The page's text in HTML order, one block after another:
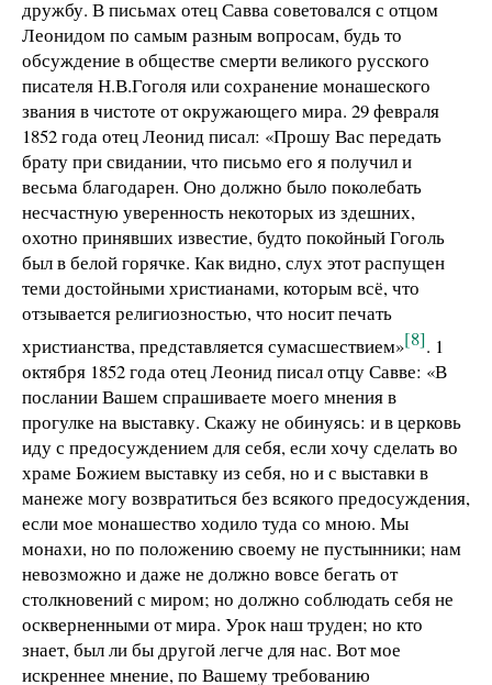
дружбу. В письмах отец Савва советовался с отцом
Леонидом по самым разным вопросам, будь то
обсуждение в обществе смерти великого русского
писателя Н.В.Гоголя или сохранение монашеского
звания в чистоте от окружающего мира. 29 февраля
1852 года отец Леонид писал: «Прошу Вас передать
брату при свидании, что письмо его я получил и
весьма благодарен. Оно должно было поколебать
несчастную уверенность некоторых из здешних,
охотно принявших известие, будто покойный Гоголь
был в белой горячке. Как видно, слух этот распущен
теми достойными христианами, которым всё, что
отзывается религиозностью, что носит печать
христианства, представляется сумасшествием»[8]. 1
октября 1852 года отец Леонид писал отцу Савве: «В
послании Вашем спрашиваете моего мнения в
прогулке на выставку. Скажу не обинуясь: и в церковь
иду с предосуждением для себя, если хочу сделать во
храме Божием выставку из себя, но и с выставки в
манеже могу возвратиться без всякого предосуждения,
если мое монашество ходило туда со мною. Мы
монахи, но по положению своему не пустынники; нам
невозможно и даже не должно вовсе бегать от
столкновений с миром; но должно соблюдать себя не
оскверненными от мира. Урок наш труден; но кто
знает, был ли бы другой легче для нас. Вот мое
искреннее мнение, по Вашему требованию